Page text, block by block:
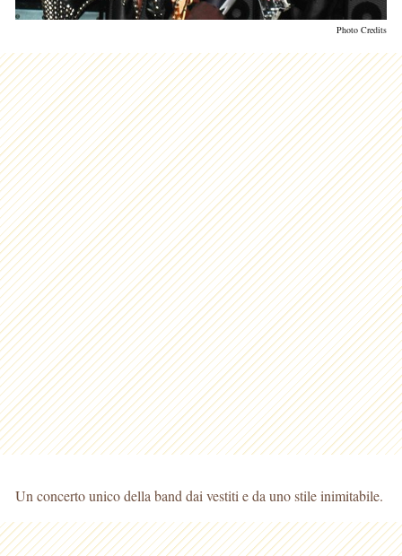
Photo Credits
Un concerto unico della band dai vestiti e da uno stile inimitabile.